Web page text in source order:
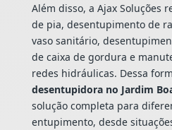
Além disso, a Ajax Soluções
de pia, desentupimento de
vaso sanitário,
de caixa de gordura e
redes hidráulicas. Dessa
desentupidora no Jardim
solução completa para
entupimento, desde